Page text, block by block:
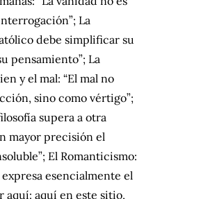
La
debe simplificar su
pensamiento”; La
y el mal: “El mal no
sino como vértigo”;
supera a otra
mayor precisión el
El Romanticismo:
esencialmente el
aquí: aquí en este sitio,